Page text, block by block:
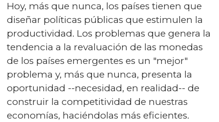
Hoy, más que nunca, los países tienen que
diseñar políticas públicas que estimulen la
productividad. Los problemas que genera la
tendencia a la revaluación de las monedas
de los países emergentes es un "mejor"
problema y, más que nunca, presenta la
oportunidad --necesidad, en realidad-- de
construir la competitividad de nuestras
economías, haciéndolas más eficientes.